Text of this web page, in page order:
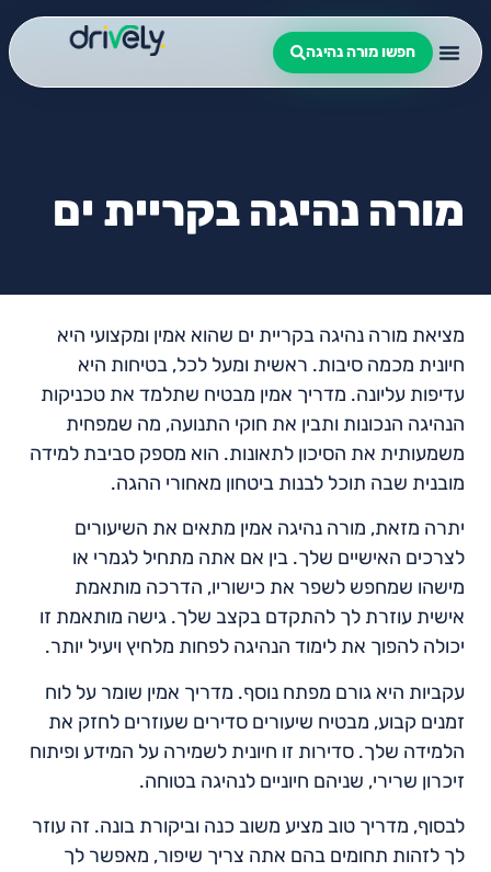
חפשו מורה נהיגה
מורה נהיגה בקריית ים
מציאת מורה נהיגה בקריית ים שהוא אמין ומקצועי היא
חיונית מכמה סיבות. ראשית ומעל לכל, בטיחות היא
עדיפות עליונה. מדריך אמין מבטיח שתלמד את טכניקות
הנהיגה הנכונות ותבין את חוקי התנועה, מה שמפחית
משמעותית את הסיכון לתאונות. הוא מספק סביבת למידה
מובנית שבה תוכל לבנות ביטחון מאחורי ההגה.
יתרה מזאת, מורה נהיגה אמין מתאים את השיעורים
לצרכים האישיים שלך. בין אם אתה מתחיל לגמרי או
מישהו שמחפש לשפר את כישוריו, הדרכה מותאמת
אישית עוזרת לך להתקדם בקצב שלך. גישה מותאמת זו
יכולה להפוך את לימוד הנהיגה לפחות מלחיץ ויעיל יותר.
עקביות היא גורם מפתח נוסף. מדריך אמין שומר על לוח
זמנים קבוע, מבטיח שיעורים סדירים שעוזרים לחזק את
הלמידה שלך. סדירות זו חיונית לשמירה על המידע ופיתוח
זיכרון שרירי, שניהם חיוניים לנהיגה בטוחה.
לבסוף, מדריך טוב מציע משוב כנה וביקורת בונה. זה עוזר
לך לזהות תחומים בהם אתה צריך שיפור, מאפשר לך